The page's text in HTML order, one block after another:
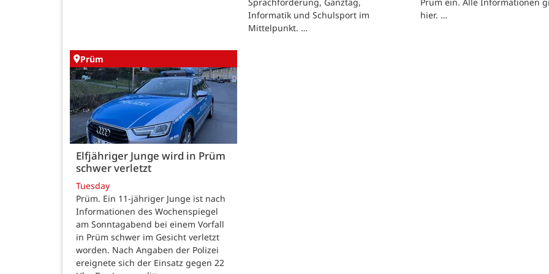
Sprachförderung, Ganztag,
Informatik und Schulsport im
Mittelpunkt. …
Prüm ein. Alle Informationen
hier. …
Prüm
Elfjähriger Junge wird in Prüm
schwer verletzt
Tuesday
Prüm. Ein 11-jähriger Junge ist nach
Informationen des Wochenspiegel
am Sonntagabend bei einem Vorfall
in Prüm schwer im Gesicht verletzt
worden. Nach Angaben der Polizei
ereignete sich der Einsatz gegen 22